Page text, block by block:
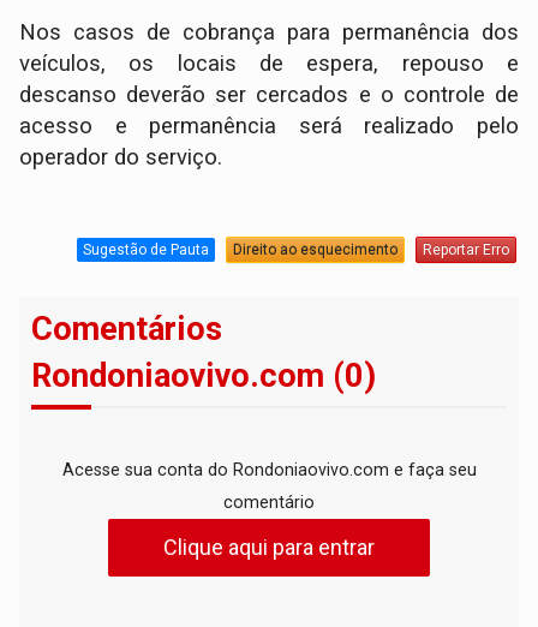
Nos casos de cobrança para permanência dos
veículos, os locais de espera, repouso e
descanso deverão ser cercados e o controle de
acesso e permanência será realizado pelo
operador do serviço.
Sugestão de Pauta Direito ao esquecimento Reportar Erro
Comentários
Rondoniaovivo.com (0)
Acesse sua conta do Rondoniaovivo.com e faça seu
comentário
Clique aqui para entrar